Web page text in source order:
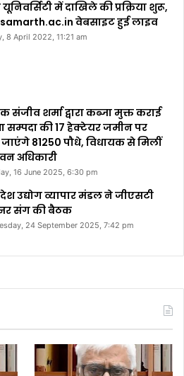
में दाखिले की प्रक्रिया शुरू,
वेबसाइट हुई लाइव
8 April 2022, 11:21 am
संजीव शर्मा द्वारा कब्जा मुक्त कराई
सम्पदा की 17 हेक्टेयर जमीन पर
81250 पौधे, विधायक से मिलीं
वन अधिकारी
16 June 2025, 6:30 pm
उद्योग व्यापार मंडल ने जीएसटी
संग की बैठक
24 September 2025, 7:42 pm